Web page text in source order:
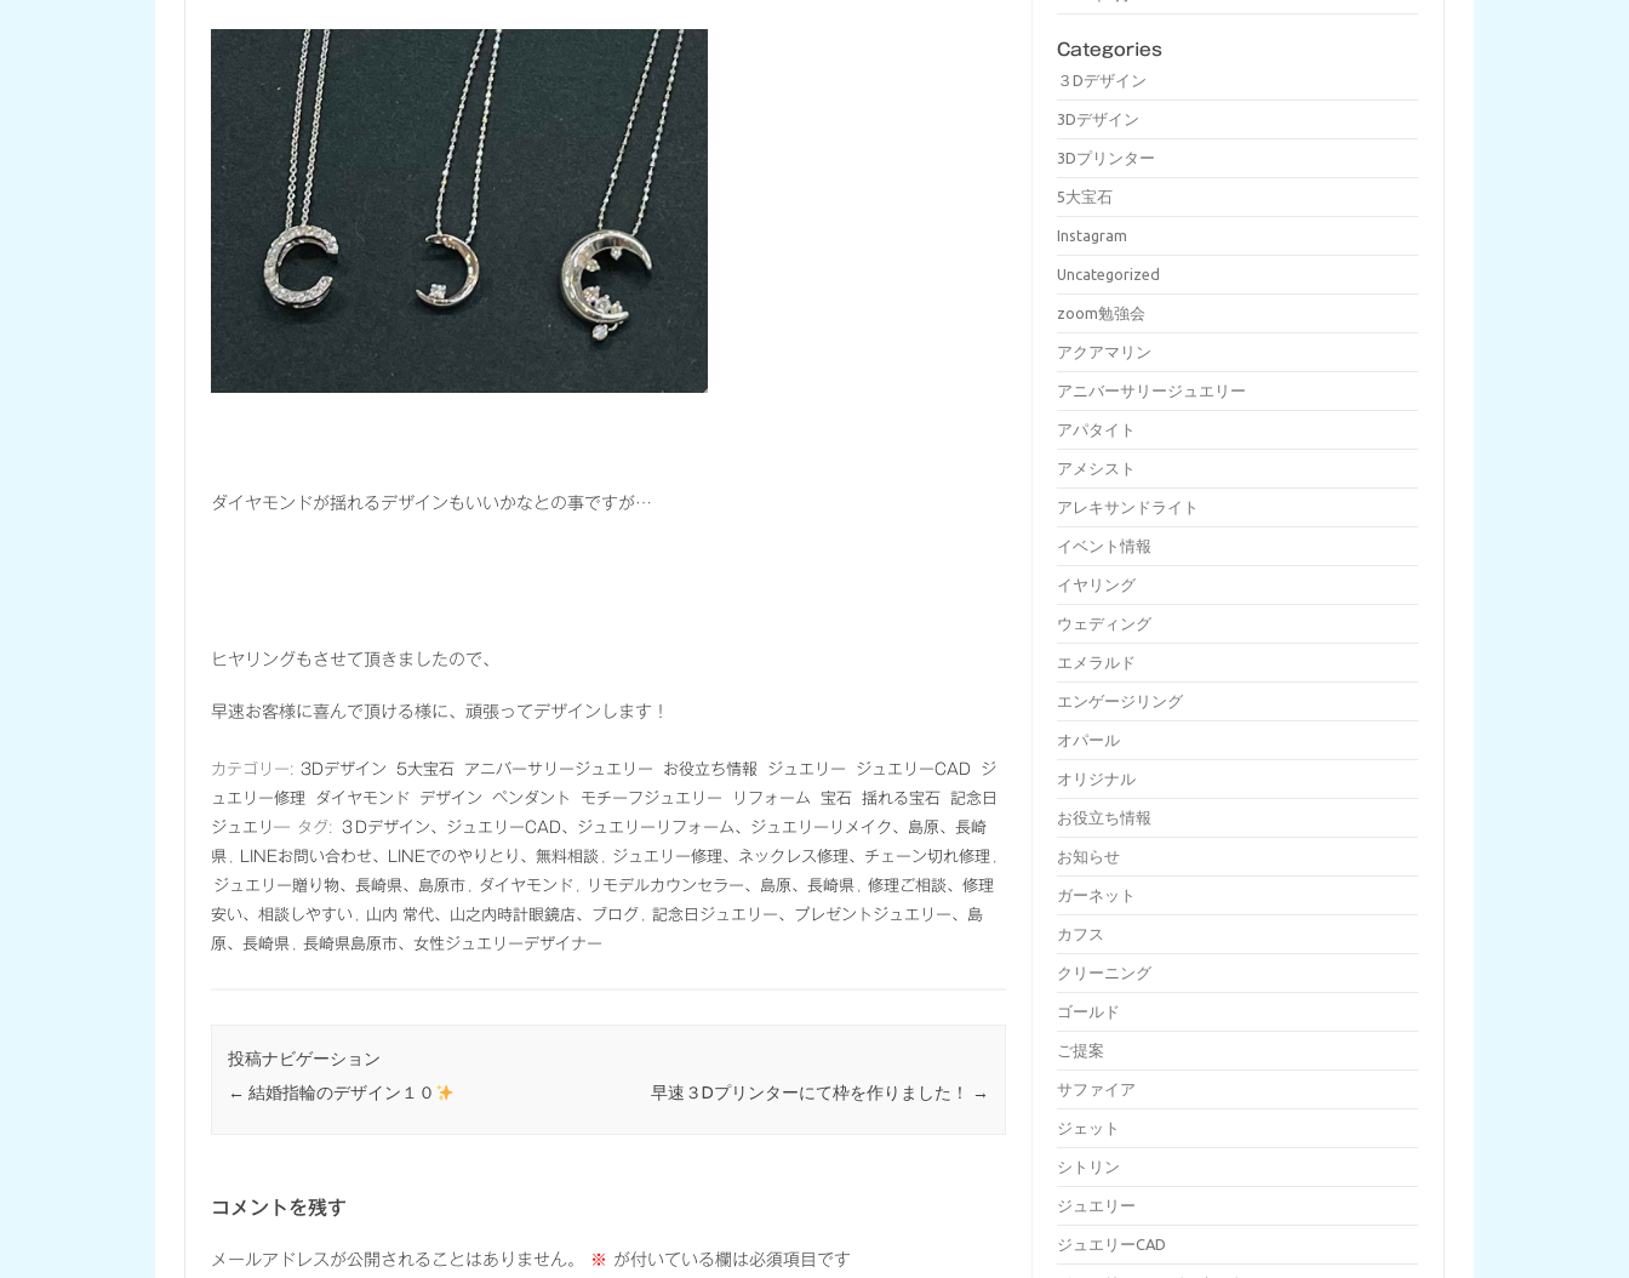
ダイヤモンドが揺れるデザインもいいかなとの事ですが…
ヒヤリングもさせて頂きましたので、
早速お客様に喜んで頂ける様に、頑張ってデザインします！
カテゴリー: 3Dデザイン 5大宝石 アニバーサリージュエリー お役立ち情報 ジュエリー ジュエリーCAD
ジ
ュエリー修理
ダイヤモンド デザイン ペンダント モチーフジュエリー リフォーム 宝石 揺れる宝石
記念日
ジュエリ―
タグ:
３Dデザイン、ジュエリーCAD、ジュエリーリフォーム、ジュエリーリメイク、島原、長崎
県
LINEお問い合わせ、LINEでのやりとり、無料相談 ジュエリー修理、ネックレス修理、チェーン切れ修理
ジュエリー贈り物、長崎県、島原市
ダイヤモンド リモデルカウンセラー、島原、長崎県
修理ご相談、修理
安い、相談しやすい
山内 常代、山之内時計眼鏡店、ブログ
記念日ジュエリー、プレゼントジュエリー、島
原、長崎県
長崎県島原市、女性ジュエリーデザイナー
投稿ナビゲーション
← 結婚指輪のデザイン１０ 早速３Dプリンターにて枠を作りました！ →
コメントを残す
メールアドレスが公開されることはありません。 ※ が付いている欄は必須項目です
Categories
３Dデザイン
3Dデザイン
3Dプリンター
5大宝石
Instagram
Uncategorized
zoom勉強会
アクアマリン
アニバーサリージュエリー
アパタイト
アメシスト
アレキサンドライト
イベント情報
イヤリング
ウェディング
エメラルド
エンゲージリング
オパール
オリジナル
お役立ち情報
お知らせ
ガーネット
カフス
クリーニング
ゴールド
ご提案
サファイア
ジェット
シトリン
ジュエリー
ジュエリーCAD